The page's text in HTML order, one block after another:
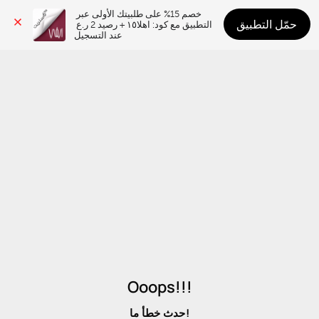
عند التسجيل
حمّل التطبيق
Ooops!!!
حدث خطأ ما!